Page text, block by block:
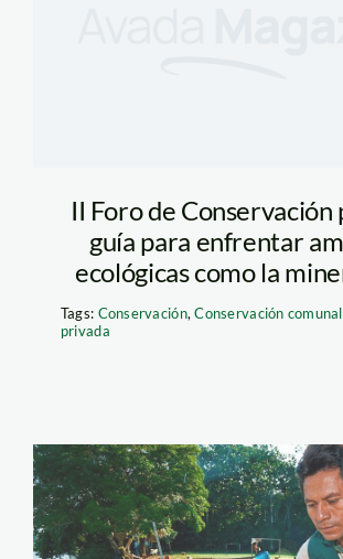
II Foro de
guía para enfrentar
ecológicas como la
Tags: Conservación,Conservación comunal
privada